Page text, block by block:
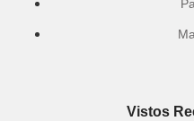
Vistos